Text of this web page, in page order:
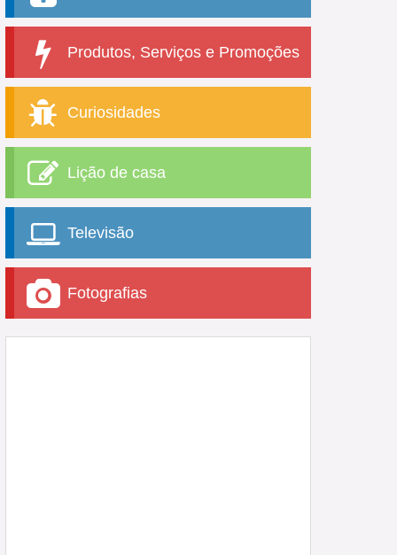
Produtos, Serviços e Promoções
Curiosidades
Lição de casa
Televisão
Fotografias